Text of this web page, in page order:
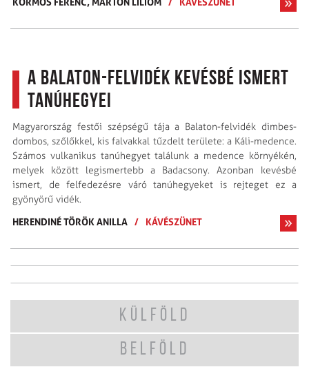
A Balaton-felvidék kevésbé ismert
tanúhegyei
Magyarország festői szépségű tája a Balaton-felvidék dimbes-
dombos, szőlőkkel, kis falvakkal tűzdelt területe: a Káli-medence.
Számos vulkanikus tanúhegyet találunk a medence környékén,
melyek között legismertebb a Badacsony. Azonban kevésbé
ismert, de felfedezésre váró tanúhegyeket is rejteget ez a
gyönyörű vidék.
HERENDINÉ TÖRÖK ANILLA / KÁVÉSZÜNET
KÜLFÖLD
BELFÖLD